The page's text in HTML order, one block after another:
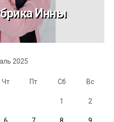
Инны
2025
Чт Пт Сб Вс
1 2